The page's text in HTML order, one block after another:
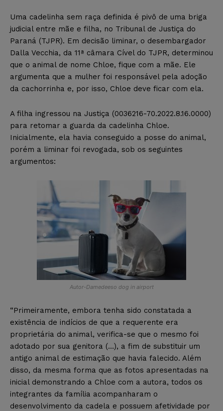
Uma cadelinha sem raça definida é pivô de uma briga
judicial entre mãe e filha, no Tribunal de Justiça do
Paraná (TJPR). Em decisão liminar, o desembargador
Dalla Vecchia, da 11ª câmara Cível do TJPR, determinou
que o animal de nome Chloe, fique com a mãe. Ele
argumenta que a mulher foi responsável pela adoção
da cachorrinha e, por isso, Chloe deve ficar com ela.
A filha ingressou na Justiça (0036216-70.2022.8.16.0000)
para retomar a guarda da cadelinha Chloe.
Inicialmente, ela havia conseguido a posse do animal,
porém a liminar foi revogada, sob os seguintes
argumentos:
Autor-Damedeeso dog in airport
“Primeiramente, embora tenha sido constatada a
existência de indícios de que a requerente era
proprietária do animal, verifica-se que o mesmo foi
adotado por sua genitora (…), a fim de substituir um
antigo animal de estimação que havia falecido. Além
disso, da mesma forma que as fotos apresentadas na
inicial demonstrando a Chloe com a autora, todos os
integrantes da família acompanharam o
desenvolvimento da cadela e possuem afetividade por